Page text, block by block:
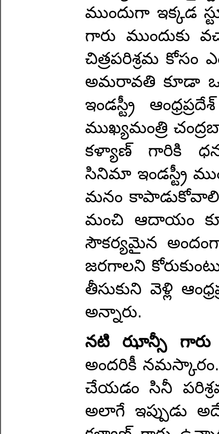
ముందుగా ఇక్కడ
గారు ముందుకు
చిత్రపరిశ్రమ
అమరావతి కూడా
ఇండస్ట్రీ
ముఖ్యమంత్రి
కళ్యాణ్ గారికి
సినిమా ఇండస్ట్రీ
మనం కాపాడుకోవాలి.
మంచి ఆదాయం
సౌకర్యమైన
జరగాలని
తీసుకుని వెళ్లి
అన్నారు.
నటి ఝాన్సీ
అందరికీ
చేయడం సినీ
అలాగే ఇప్పుడు